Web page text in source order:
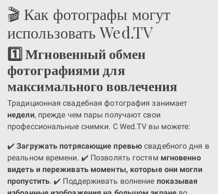
🎬 Как фотографы могут
использовать Wed.TV
1️⃣ Мгновенный обмен
фотографиями для
максимального вовлечения
Традиционная свадебная фотография занимает
недели, прежде чем пары получают свои
профессиональные снимки. С Wed.TV вы можете:
✔️Загружать потрясающие превью свадебного дня в
реальном времени. ✔️ Позволять гостям мгновенно
видеть и переживать моменты, которые они могли
пропустить. ✔️ Поддерживать волнение показывая